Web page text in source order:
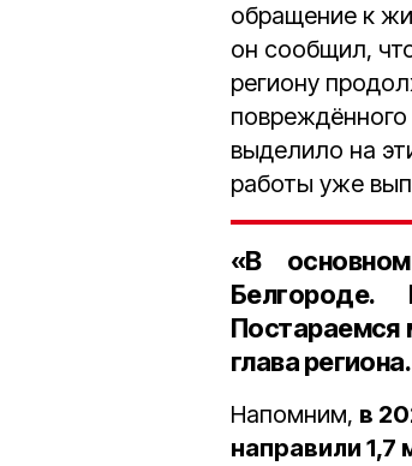
обращение к
он сообщил,
региону
выделило на
работы уже
«В
Постараемся
глава региона.
Напомним, в
направили 1,7